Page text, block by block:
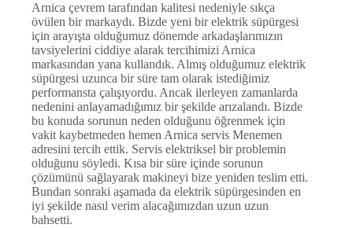
Arnica çevrem tarafından kalitesi nedeniyle sıkça
övülen bir markaydı. Bizde yeni bir elektrik süpürgesi
için arayışta olduğumuz dönemde arkadaşlarımızın
tavsiyelerini ciddiye alarak tercihimizi Arnica
markasından yana kullandık. Almış olduğumuz elektrik
süpürgesi uzunca bir süre tam olarak istediğimiz
performansta çalışıyordu. Ancak ilerleyen zamanlarda
nedenini anlayamadığımız bir şekilde arızalandı. Bizde
bu konuda sorunun neden olduğunu öğrenmek için
vakit kaybetmeden hemen Arnica servis Menemen
adresini tercih ettik. Servis elektriksel bir problemin
olduğunu söyledi. Kısa bir süre içinde sorunun
çözümünü sağlayarak makineyi bize yeniden teslim etti.
Bundan sonraki aşamada da elektrik süpürgesinden en
iyi şekilde nasıl verim alacağımızdan uzun uzun
bahsetti.